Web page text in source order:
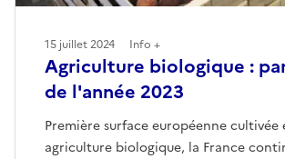
Agriculture biologique :
de l'année 2023
Première surface européenne cultivée
agriculture biologique, la France
15 juillet 2024 Info +